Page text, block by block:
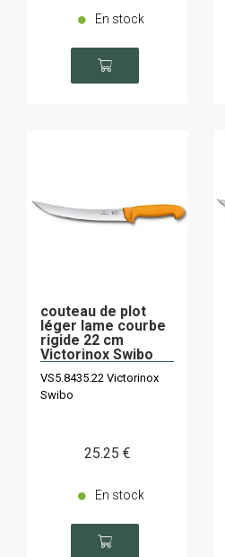
En stock
couteau de plot
léger lame courbe
rigide 22 cm
Victorinox Swibo
VS5.8435.22 Victorinox
Swibo
25.25 €
En stock